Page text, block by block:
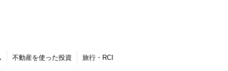
不動産を使った投資
旅行・RCI